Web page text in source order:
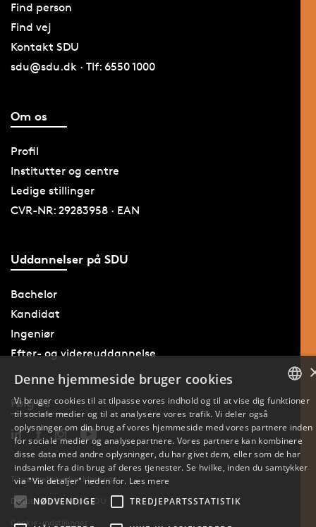
Find person
Find vej
Kontakt SDU
sdu@sdu.dk · Tlf: 6550 1000
Om os
Profil
Institutter og centre
Ledige stillinger
CVR-NR: 29283958 · EAN
Uddannelser på SDU
Bachelor
Kandidat
Ingeniør
Efter- og videreuddannelse
Følg os
Tilgængelighedserklæring
Databeskyttelse på SDU
Cookie-indstillinger
ENGLISH
Denne hjemmeside bruger cookies
Vi bruger cookies til at tilpasse vores indhold og til at vise dig funktioner
til sociale medier og til at analysere vores trafik. Vi deler også
oplysninger om din brug af vores hjemmeside med vores partnere inden
for sociale medier og analysepartnere. Vores partnere kan kombinere
disse data med andre oplysninger, du har givet dem, eller som de har
indsamlet fra din brug af deres tjenester. Se hvilke, inden du samtykker
via "Vis detaljer" neden for. Læs mere
NØDVENDIGE
TREDJEPARTSSTATISTIK